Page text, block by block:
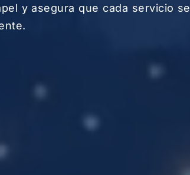
y asegura que cada servicio se